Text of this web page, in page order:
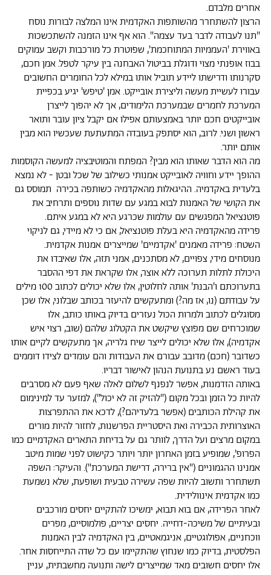
אחרים מלבדם.
הרצון להשתחרר מהשותפות האקדמית אינו המלצה לבורות נוסח
"תנו לעבודה לדבר בעד עצמה". הוא אף אינו הזמנה להשתכשכות
באווירת 'העממיות המתוחכמת', שפוטרת כל מורכבות וקשב עמוקים
בבוז אופנתי מצוי ודוגלת בביטול האבחנה בין עיקר לטפל. אמן חכם,
סקרנותו ודרישתו ליידע תוביל אותו במילא לכל החומרים החשובים
עבורו לעשיית מעשה וליצירת אובייקט. אמן 'טיפש' יגיע בכפיית
המערכת לחמרים שבמערכת הלימודים, אך לא יהפוך לייצרן
אובייקטים חכם יותר באמצעותם אפילו אם יקבל ציון עובר ותואר
ראשון ושני. לרוב, הוא יסתפק בעובדה המתעתעת שעכשיו הוא מבין
אותם יותר.
מה הוא הדבר שאותו הוא מבין? המפתח והמוטיבציה למעשה הקוסמות
ההופך יידע וחוויה לאובייקט אמנותי כשילוב של שכל ובטן - לא נמצא
בלעדית באקדמיה. ההיגאלות מהאקדמיה כשותפה בכירה תמוסס גם
את הקושי של האמנות לבוא במגע עם שדות נוספים ותרחיב את
פוטנציאל המפגשים עם עולמות שכרגע היא לא במגע איתם.
פרידה מהאקדמיה היא בעלת פוטנציאל, אם כי לא מיידי, גם לניקוי
השטח: פרידה מאמנים 'אקדמיים' שמייצרים אמנות אקדמית.
מנוסחים מידי, צפויים, לא מסתכנים, אמני תזה, אלו שאיבדו את
היכולת לתלות תערוכה ללא אוצר, אלו שקראת את דפי ההסבר
בתערוכתם ו'הבנת' אותה לחלוטין, אלו שלא יכולים לכתוב 100 מילים
על עבודתם (נו, אז מה?) ומתעקשים להיעזר בכותב שבלוני, אלו שכן
מסוגלים לכתוב ולמרות הכול נעזרים בדיוק באותו כותב, אלו
שמוכרחים שם מפוצץ שיקשט את הקטלוג שלהם (שוב, רצוי איש
אקדמיה), אלו שלא יכולים לייצר שיח גלריה, אך מתעקשים לקיים אותו
כשדובר (חכם) מדובב עבורם את העבודות והם עומדים לצידו דוממים
בעוד ראשם נע בתנועת הנהון לאישור דבריו.
באותה הזדמנות, אפשר לנפנף לשלום לאלה שאף פעם לא מסרבים
להיות כל הזמן ובכל מקום ("להזיק זה לא יכול"), למזער עד למינימום
את קהילת הכותבים (אפשר בלעדיהם?), לדכא את ההתפרצות
האוצרותית הכבירה ואת היסטריית הפרשנות, לחזור להיות מורים
במקום מרצים ועל הדרך, לוותר גם על בדיחת התארים האקדמיים כמו
הפרופ', שמופיע בזמן האחרון יותר ויותר כקישוט לפני שמות מיטב
אמנינו ההגמוניים ("אין ברירה, דרישת המערכת"). והעיקר: השפה
תשתחרר ותשוב להיות שפה עשירה טבעית ושופעת, שלא נשמעת
כמו אקדמית אינוולידית.
לאחר הפרידה, אם בוא תבוא, ימשיכו להתקיים יחסים מורכבים
ובעיתיים של משיכה-דחייה. יחסים יצריים, פולמוסיים, מפרים
ווכחניים, אפולוגטיים, אניגמאטיים, בין האקדמיה לבין האמנות
הפלסטית,בדיוק כמו שנחוץ שהתקיימו עם כל שדה התייחסות אחר.
אלו יחסים חשובים מאד שמייצרים לישה ותנועה מחשבתית, עניין